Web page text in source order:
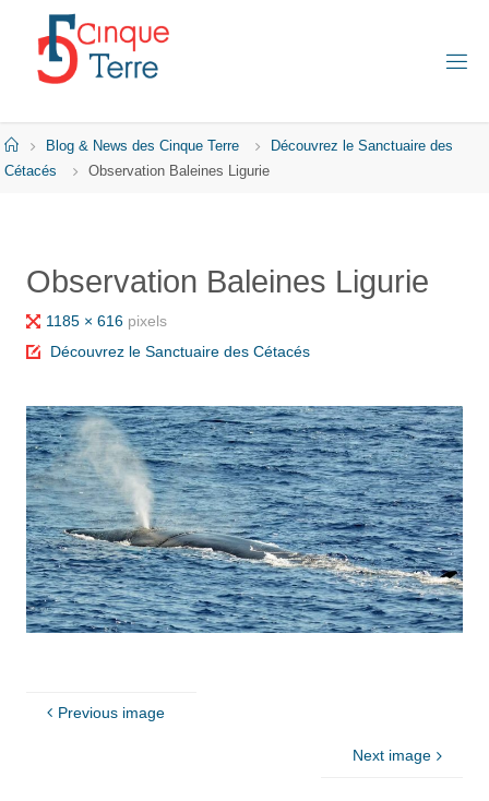
content
Q
U E
E
TA
E
HomeBlog & News des Cinque Terre
Découvrez le Sanctuaire des
Cétacés
Observation Baleines Ligurie
Observation Baleines Ligurie
Full
size
1185 × 616 pixels
Découvrez le Sanctuaire des Cétacés
Previous image
Next image